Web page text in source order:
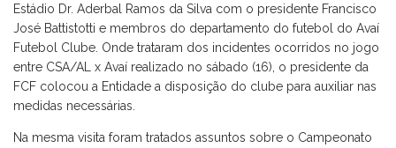
Estádio Dr. Aderbal Ramos da Silva com o presidente Francisco
José Battistotti e membros do departamento do futebol do Avaí
Futebol Clube. Onde trataram dos incidentes ocorridos no jogo
entre CSA/AL x Avaí realizado no sábado (16), o presidente da
FCF colocou a Entidade a disposição do clube para auxiliar nas
medidas necessárias.
Na mesma visita foram tratados assuntos sobre o Campeonato